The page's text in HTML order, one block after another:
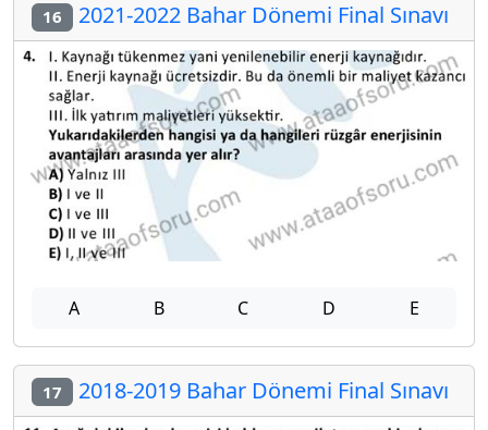
16 2021-2022 Bahar Dönemi Final Sınavı
A B C D E
17 2018-2019 Bahar Dönemi Final Sınavı